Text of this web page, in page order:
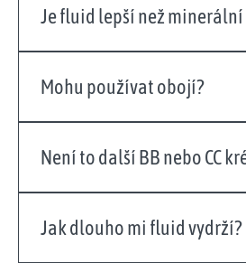
Je fluid lepší než
Mohu používat obojí?
Není to další BB nebo CC
Jak dlouho mi fluid vydrží?